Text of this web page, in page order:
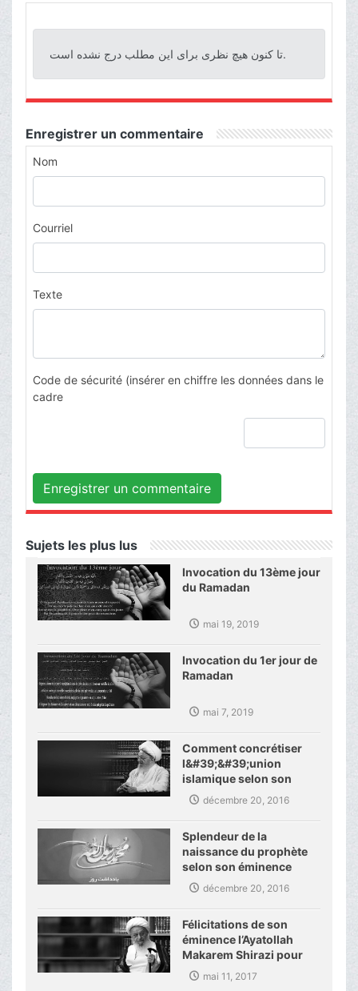
تا کنون هیچ نظری برای این مطلب درج نشده است.
Enregistrer un commentaire
Nom
Courriel
Texte
Code de sécurité (insérer en chiffre les données dans le
cadre
Enregistrer un commentaire
Sujets les plus lus
Invocation du 13ème jour
du Ramadan
mai 19, 2019
Invocation du 1er jour de
Ramadan
mai 7, 2019
Comment concrétiser
l&#39;&#39;union
islamique selon son
éminence
décembre 20, 2016
Splendeur de la
naissance du prophète
selon son éminence
décembre 20, 2016
Félicitations de son
éminence l’Ayatollah
Makarem Shirazi pour
les activités de
l’académie des sciences
mai 11, 2017